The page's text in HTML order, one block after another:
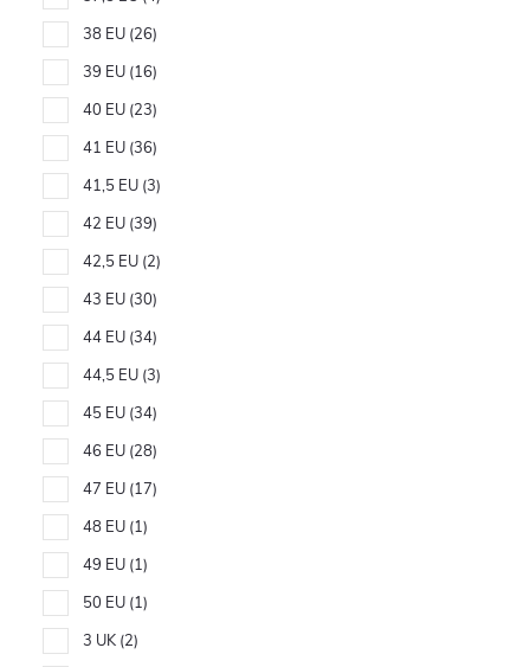
38 EU 26
39 EU 16
40 EU 23
41 EU 36
41,5 EU 3
42 EU 39
42,5 EU 2
43 EU 30
44 EU 34
44,5 EU 3
45 EU 34
46 EU 28
47 EU 17
48 EU 1
49 EU 1
50 EU 1
3 UK 2